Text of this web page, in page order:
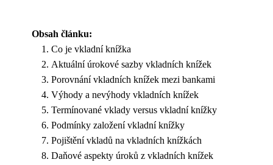
Obsah článku:
Co je vkladní knížka
Aktuální úrokové sazby vkladních knížek
Porovnání vkladních knížek mezi bankami
Výhody a nevýhody vkladních knížek
Termínované vklady versus vkladní knížky
Podmínky založení vkladní knížky
Pojištění vkladů na vkladních knížkách
Daňové aspekty úroků z vkladních knížek